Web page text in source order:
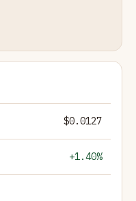
$0.0127
+1.40%